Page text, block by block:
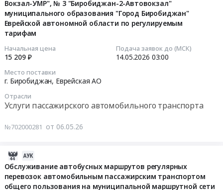
Вокзал-УМР", № 3 "Биробиджан-2-Автовокзал"
муниципального образования "Город Биробиджан"
Еврейской автономной области по регулируемым
тарифам
Начальная цена
15 209 ₽
Подача заявок до (МСК)
14.05.2026 03:00
Место поставки
г. Биробиджан, Еврейская АО
Отрасли
Услуги пассажирского автомобильного транспорта
№702000281 от 06.05.26
Обслуживание автобусных маршрутов регулярных
перевозок автомобильным пассажирским транспортом
общего пользования на муниципальной маршрутной сети